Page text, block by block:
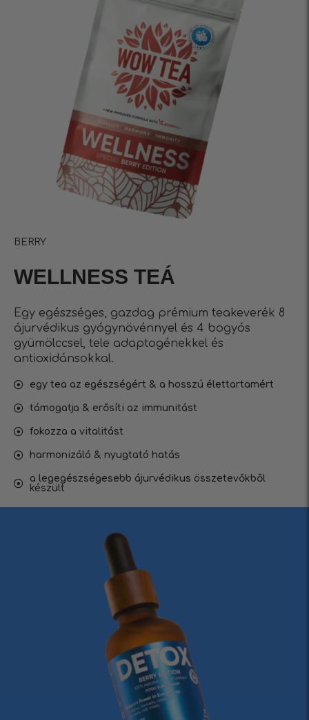
BERRY
WELLNESS TEÁ
Egy egészséges, gazdag prémium teakeverék 8
ájurvédikus gyógynövénnyel és 4 bogyós
gyümölccsel, tele adaptogénekkel és
antioxidánsokkal.
egy tea az egészségért & a hosszú élettartamért
támogatja & erősíti az immunitást
fokozza a vitalitást
harmonizáló & nyugtató hatás
a legegészségesebb ájurvédikus összetevőkből
készült